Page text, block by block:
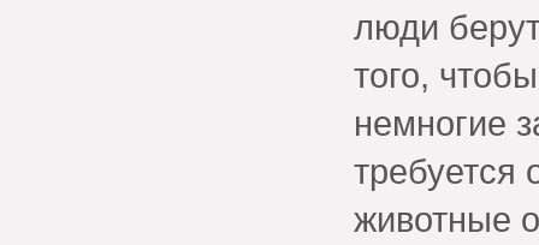
люди
того,
немногие
требуется
животные